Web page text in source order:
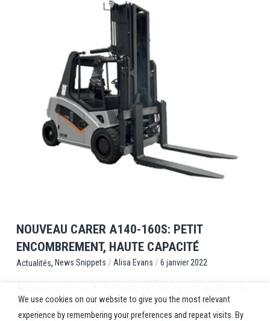
View Post
NOUVEAU CARER A140-160S: PETIT
ENCOMBREMENT, HAUTE CAPACITÉ
Actualités, News Snippets / Alisa Evans / 6 janvier 2022
chariots élévateurs électriques de la séries AS, offrant des
We use cookies on our website to give you the most relevant
experience by remembering your preferences and repeat visits. By